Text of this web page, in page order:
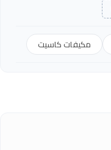
مكيفات كاسيت